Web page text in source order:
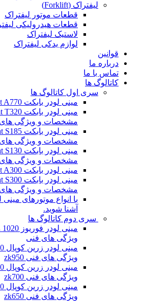
لیفتراک (Forklift)
قطعات موتور لیفتراک
قطعات هیدرولیکی
لاستیک لیفتراک
لوازم یدکی لیفتراک
قوانین
درباره ما
تماس با ما
کاتالوگ ها
سری اول کاتالوگ ها
مینی لودر بابکت Bobcat A770
مشخصات و ویژگی
مشخصات و ویژگی
مشخصات و ویژگی
مینی لودر بابکت Bobcat A300
مشخصات و ویژگی
با انواع موتورهای
آشنا شوید.
سری دوم کاتالوگ ها
ویژگی های فنی
ویژگی های فنی zk950
ویژگی های فنی zk700
ویژگی های فنی zk650